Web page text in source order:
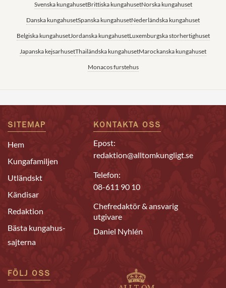
Svenska kungahusetBrittiska kungahusetNorska kungahuset
Danska kungahusetSpanska kungahusetNederländska kungahuset
Belgiska kungahusetJordanska kungahusetLuxemburgska storhertighuset
Japanska kejsarhusetThailändska kungahusetMarockanska kungahuset
Monacos furstehus
SITEMAP
Hem
Kungafamiljen
Utländskt
Kändisar
Redaktion
Bästa kungahus-
sajterna
KONTAKTA OSS
Epost:
redaktion@alltomkungligt.se
Telefon:
08-611 90 10
Chefredaktör & ansvarig
utgivare
Daniel Nyhlén
FÖLJ OSS